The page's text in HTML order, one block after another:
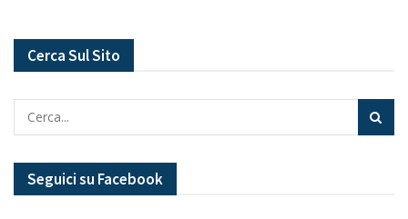
Cerca Sul Sito
Seguici su Facebook